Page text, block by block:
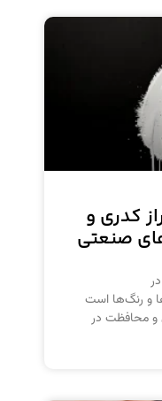
کدری و
صنعتی
و رنگ‌ها است
و محافظت در